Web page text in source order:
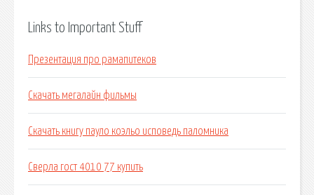
Links to Important Stuff
Презентация про рамапитеков
Скачать мегалайн фильмы
Скачать книгу пауло коэльо исповедь паломника
Сверла гост 4010 77 купить